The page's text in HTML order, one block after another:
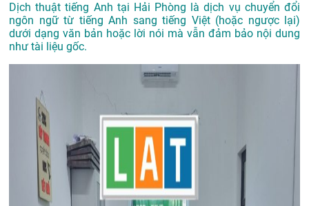
Dịch thuật tiếng Anh tại Hải Phòng là dịch vụ chuyển đổi
ngôn ngữ từ tiếng Anh sang tiếng Việt (hoặc ngược lại)
dưới dạng văn bản hoặc lời nói mà vẫn đảm bảo nội dung
như tài liệu gốc.